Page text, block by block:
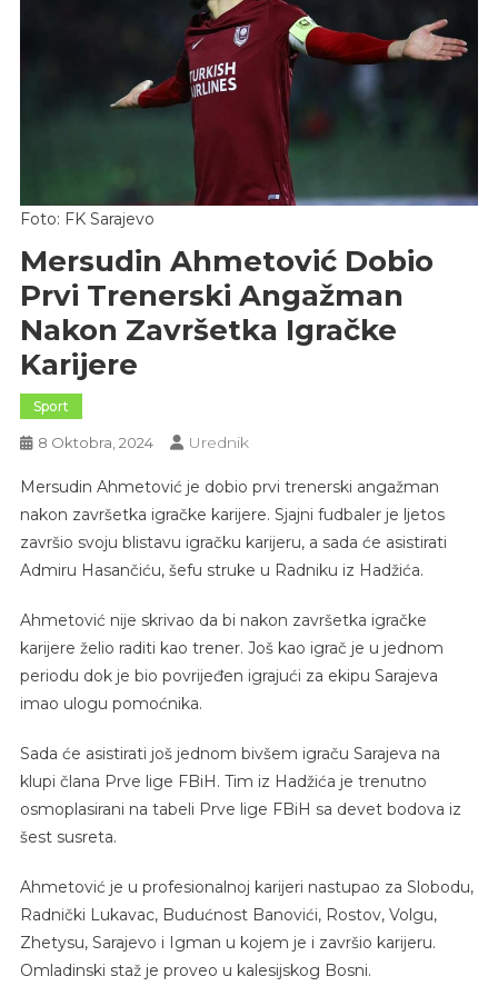
Foto: FK Sarajevo
Mersudin Ahmetović Dobio
Prvi Trenerski Angažman
Nakon Završetka Igračke
Karijere
Sport
8 Oktobra, 2024 Urednik
Mersudin Ahmetović je dobio prvi trenerski angažman
nakon završetka igračke karijere. Sjajni fudbaler je ljetos
završio svoju blistavu igračku karijeru, a sada će asistirati
Admiru Hasančiću, šefu struke u Radniku iz Hadžića.
Ahmetović nije skrivao da bi nakon završetka igračke
karijere želio raditi kao trener. Još kao igrač je u jednom
periodu dok je bio povrijeđen igrajući za ekipu Sarajeva
imao ulogu pomoćnika.
Sada će asistirati još jednom bivšem igraču Sarajeva na
klupi člana Prve lige FBiH. Tim iz Hadžića je trenutno
osmoplasirani na tabeli Prve lige FBiH sa devet bodova iz
šest susreta.
Ahmetović je u profesionalnoj karijeri nastupao za Slobodu,
Radnički Lukavac, Budućnost Banovići, Rostov, Volgu,
Zhetysu, Sarajevo i Igman u kojem je i završio karijeru.
Omladinski staž je proveo u kalesijskog Bosni.